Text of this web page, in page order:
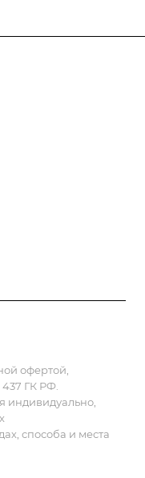
офертой,
ГК РФ.
индивидуально,
способа и места